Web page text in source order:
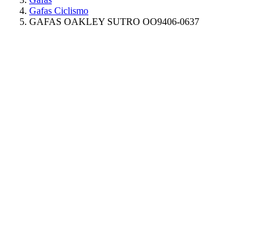
Gafas Ciclismo
GAFAS OAKLEY SUTRO OO9406-0637